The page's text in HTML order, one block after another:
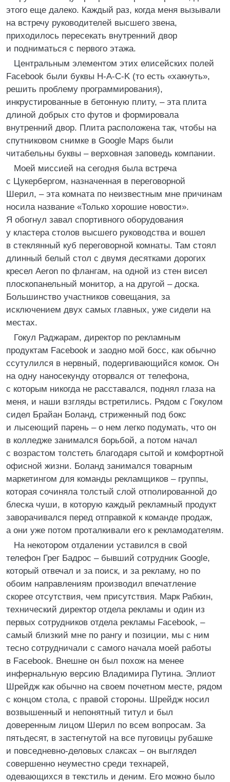
этого еще далеко. Каждый раз, когда меня вызывали
на встречу руководителей высшего звена,
приходилось пересекать внутренний двор
и подниматься с первого этажа.
Центральным элементом этих елисейских полей
Facebook были буквы H-A-C-K (то есть «хакнуть»,
решить проблему программирования),
инкрустированные в бетонную плиту, – эта плита
длиной добрых сто футов и формировала
внутренний двор. Плита расположена так, чтобы на
спутниковом снимке в Google Maps были
читабельны буквы – верховная заповедь компании.
Моей миссией на сегодня была встреча
с Цукербергом, назначенная в переговорной
Шерил, – эта комната по неизвестным мне причинам
носила название «Только хорошие новости».
Я обогнул завал спортивного оборудования
у кластера столов высшего руководства и вошел
в стеклянный куб переговорной комнаты. Там стоял
длинный белый стол с двумя десятками дорогих
кресел Aeron по флангам, на одной из стен висел
плоскопанельный монитор, а на другой – доска.
Большинство участников совещания, за
исключением двух самых главных, уже сидели на
местах.
Гокул Раджарам, директор по рекламным
продуктам Facebook и заодно мой босс, как обычно
ссутулился в нервный, подергивающийся комок. Он
на одну наносекунду оторвался от телефона,
с которым никогда не расставался, поднял глаза на
меня, и наши взгляды встретились. Рядом с Гокулом
сидел Брайан Боланд, стриженный под бокс
и лысеющий парень – о нем легко подумать, что он
в колледже занимался борьбой, а потом начал
с возрастом толстеть благодаря сытой и комфортной
офисной жизни. Боланд занимался товарным
маркетингом для команды рекламщиков – группы,
которая сочиняла толстый слой отполированной до
блеска чуши, в которую каждый рекламный продукт
заворачивался перед отправкой к команде продаж,
а они уже потом проталкивали его к рекламодателям.
На некотором отдалении уставился в свой
телефон Грег Бадрос – бывший сотрудник Google,
который отвечал и за поиск, и за рекламу, но по
обоим направлениям производил впечатление
скорее отсутствия, чем присутствия. Марк Рабкин,
технический директор отдела рекламы и один из
первых сотрудников отдела рекламы Facebook, –
самый близкий мне по рангу и позиции, мы с ним
тесно сотрудничали с самого начала моей работы
в Facebook. Внешне он был похож на менее
инфернальную версию Владимира Путина. Эллиот
Шрейдж как обычно на своем почетном месте, рядом
с концом стола, с правой стороны. Шрейдж носил
возвышенный и непонятный титул и был
доверенным лицом Шерил по всем вопросам. За
пятьдесят, в застегнутой на все пуговицы рубашке
и повседневно-деловых слаксах – он выглядел
совершенно неуместно среди технарей,
одевающихся в текстиль и деним. Его можно было